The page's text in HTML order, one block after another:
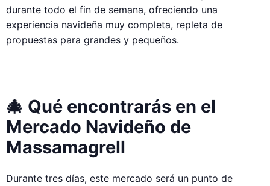
durante todo el fin de semana, ofreciendo una
experiencia navideña muy completa, repleta de
propuestas para grandes y pequeños.
🎄 Qué encontrarás en el
Mercado Navideño de
Massamagrell
Durante tres días, este mercado será un punto de